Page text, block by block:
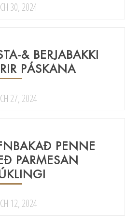
30, 2024
& BERJABAKKI
PÁSKANA
27, 2024
PENNE
PARMESAN
12, 2024